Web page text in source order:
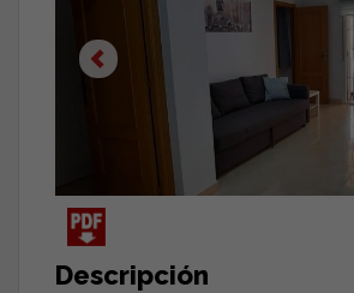
Descripción